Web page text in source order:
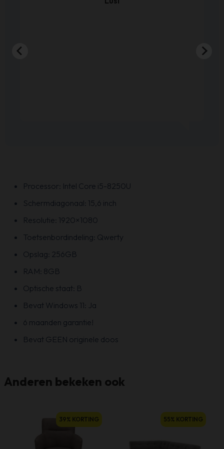
Processor: Intel Core i5-8250U
Schermdiagonaal: 15,6 inch
Resolutie: 1920×1080
Toetsenbordindeling: Qwerty
Opslag: 256GB
RAM: 8GB
Optische staat: B
Bevat Windows 11: Ja
6 maanden garantie!
Bevat GEEN originele doos
Anderen bekeken ook
39% KORTING 55% KORTING